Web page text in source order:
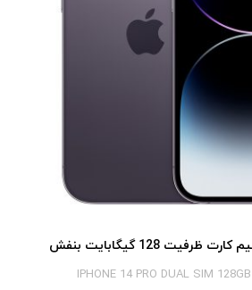
IPHONE 14 PRO DUAL SIM 128GB